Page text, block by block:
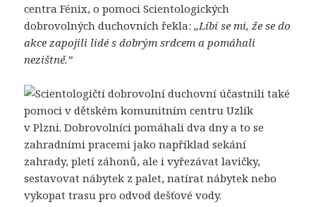
centra Fénix, o pomoci Scientologických
dobrovolných duchovních řekla:„Líbí se mi, že se do
akce zapojili lidé s dobrým srdcem a pomáhali
nezištně.”